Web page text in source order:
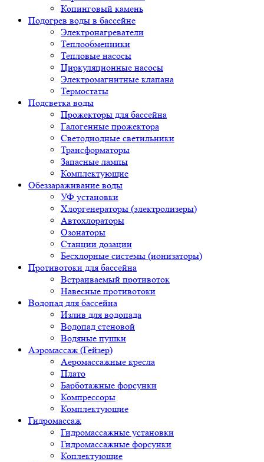
Копинговый камень
Подогрев воды в бассейне
Электронагреватели
Теплообменники
Тепловые насосы
Циркуляционные насосы
Электромагнитные клапана
Термостаты
Подсветка воды
Прожекторы для бассейна
Галогенные прожектора
Светодиодные светильники
Трансформаторы
Запасные лампы
Комплектующие
Обеззараживание воды
УФ установки
Хлоргенераторы (электролизеры)
Автохлораторы
Озонаторы
Станции дозации
Бесхлорные системы (ионизаторы)
Противотоки для бассейна
Встраиваемый противоток
Навесные противотоки
Водопад для бассейна
Излив для водопада
Водопад стеновой
Водяные пушки
Аэромассаж (Гейзер)
Аеромассажные кресла
Плато
Барботажные форсунки
Компрессоры
Комплектующие
Гидромассаж
Гидромассажные установки
Гидромассажные форсунки
Коплектующие